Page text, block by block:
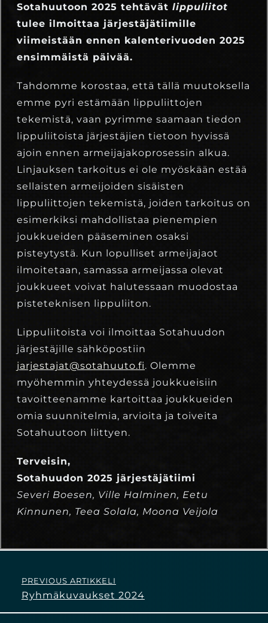
Sotahuutoon 2025 tehtävät lippuliitot
tulee ilmoittaa järjestäjätiimille
viimeistään ennen kalenterivuoden 2025
ensimmäistä päivää.
Tahdomme korostaa, että tällä muutoksella
emme pyri estämään lippuliittojen
tekemistä, vaan pyrimme saamaan tiedon
lippuliitoista järjestäjien tietoon hyvissä
ajoin ennen armeijajakoprosessin alkua.
Linjauksen tarkoitus ei ole myöskään estää
sellaisten armeijoiden sisäisten
lippuliittojen tekemistä, joiden tarkoitus on
esimerkiksi mahdollistaa pienempien
joukkueiden pääseminen osaksi
pisteytystä. Kun lopulliset armeijajaot
ilmoitetaan, samassa armeijassa olevat
joukkueet voivat halutessaan muodostaa
pisteteknisen lippuliiton.
Lippuliitoista voi ilmoittaa Sotahuudon
järjestäjille sähköpostiin
jarjestajat@sotahuuto.fi. Olemme
myöhemmin yhteydessä joukkueisiin
tavoitteenamme kartoittaa joukkueiden
omia suunnitelmia, arvioita ja toiveita
Sotahuutoon liittyen.
Terveisin,
Sotahuudon 2025 järjestäjätiimi
Severi Boesen, Ville Halminen, Eetu
Kinnunen, Teea Solala, Moona Veijola
PREVIOUS ARTIKKELI
Ryhmäkuvaukset 2024